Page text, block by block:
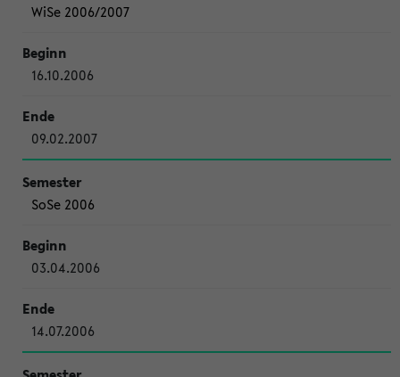
WiSe 2006/2007
16.10.2006
09.02.2007
SoSe 2006
03.04.2006
14.07.2006